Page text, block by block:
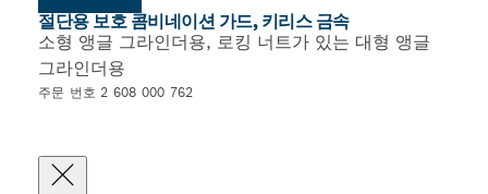
절단용 보호 콤비네이션 가드, 키리스 금속
소형 앵글 그라인더용, 로킹 너트가 있는 대형 앵글
그라인더용
주문 번호 2 608 000 762